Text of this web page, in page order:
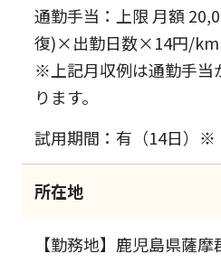
通勤手当：上限 月額
復)×出勤日数×14円/
※上記月収例は通勤手当
ります。
試用期間：有（14日）※
所在地
【勤務地】鹿児島県薩摩